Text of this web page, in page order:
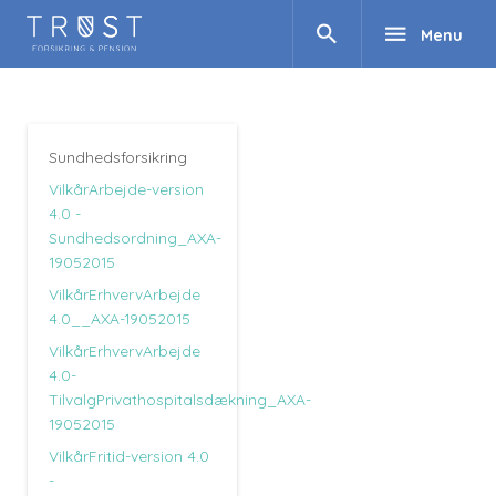
search menu Menu
Sundhedsforsikring
VilkårArbejde-version
4.0 -
Sundhedsordning_AXA-
19052015
VilkårErhvervArbejde
4.0__AXA-19052015
VilkårErhvervArbejde
4.0-
TilvalgPrivathospitalsdækning_AXA-
19052015
VilkårFritid-version 4.0
-